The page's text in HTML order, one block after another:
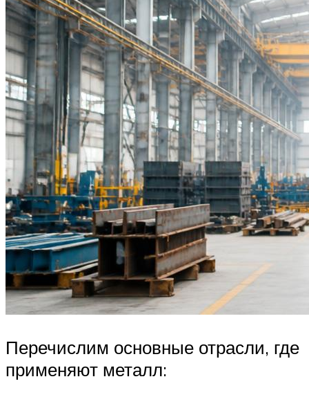
Перечислим основные отрасли, где
применяют металл: